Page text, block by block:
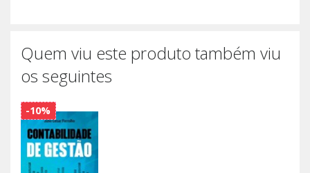
Quem viu este produto também viu
os seguintes
-10%